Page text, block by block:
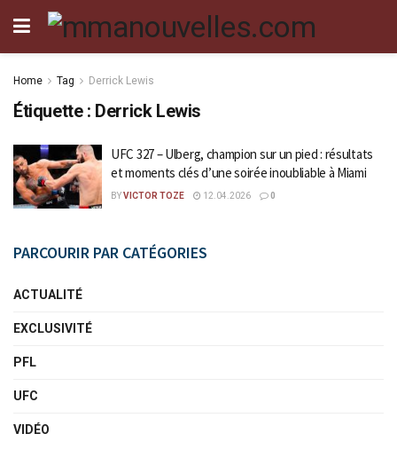
Home Tag Derrick Lewis
Étiquette : Derrick Lewis
UFC 327 – Ulberg, champion sur un pied : résultats
et moments clés d’une soirée inoubliable à Miami
BYVICTOR TOZE 12.04.2026 0
PARCOURIR PAR CATÉGORIES
ACTUALITÉ
EXCLUSIVITÉ
PFL
UFC
VIDÉO